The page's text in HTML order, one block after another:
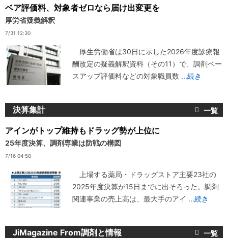
ベア評価料、対象者ゼロなら届け出変更を
厚労省疑義解釈
7/31 12:30
厚生労働省は30日に示した2026年度診療報
酬改定の疑義解釈資料（その11）で、調剤ベー
スアップ評価料などの対象職員数 ...続き
決算集計
アインがトップ維持もドラッグ勢が上位に
25年度決算、調剤専業は防戦の構図
7/16 04:50
上場する薬局・ドラッグストア主要23社の
2025年度決算が15日までに出そろった。調剤
関連事業の売上高は、最大手のアイ ...続き
JiMagazine From調剤と情報